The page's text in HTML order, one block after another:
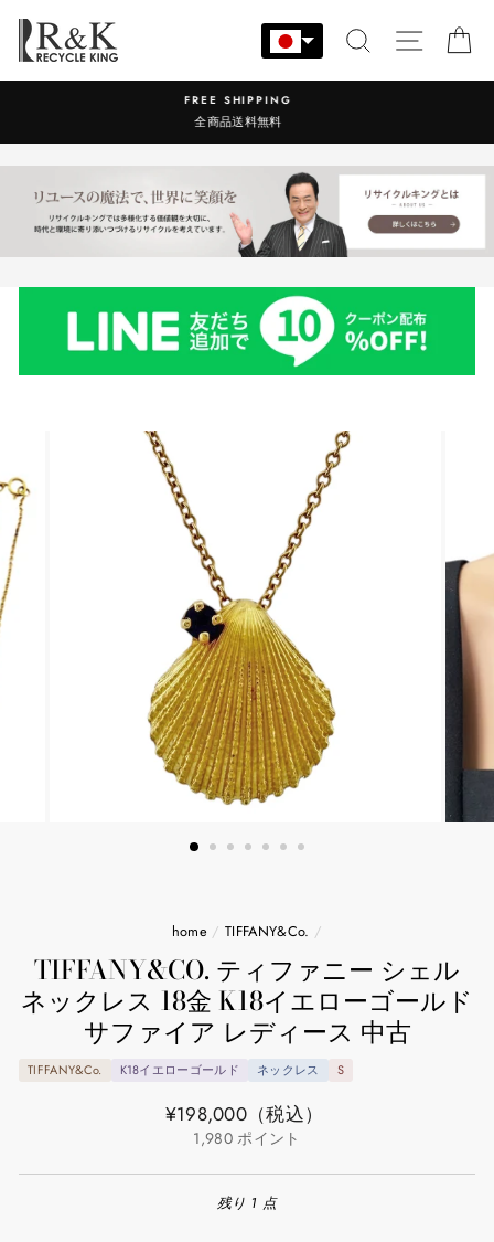
ン
す
検索 サイト
営業時間：9:00-17:30 年中無休
home / TIFFANY&Co. /
TIFFANY&CO. ティファニー シェル
ネックレス 18金 K18イエローゴールド
サファイア レディース 中古
TIFFANY&Co. K18イエローゴールド ネックレス S
通
¥198,000 （税込）
1,980 ポイント
残り 1 点